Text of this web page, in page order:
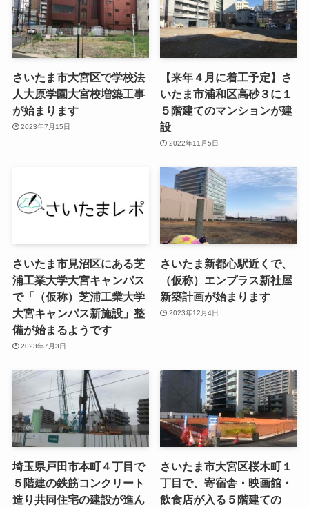
さいたま市大宮区で学校法
人大原学園大宮校増築工事
が始まります
2023年7月15日
【来年４月に着工予定】さ
いたま市浦和区高砂３に１
５階建てのマンションが建
設
2022年11月5日
さいたま市見沼区にある芝
浦工業大学大宮キャンパス
で「（仮称）芝浦工業大学
大宮キャンパス新施設」整
備が始まるようです
2023年7月3日
さいたま新都心駅近くで、
（仮称）エンプラス新社屋
新築計画が始まります
2023年12月4日
埼玉県戸田市本町４丁目で
５階建の鉄筋コンクリート
造り共同住宅の建設が進ん
さいたま市大宮区桜木町１
丁目で、寄宿舎・映画館・
飲食店が入る５階建ての